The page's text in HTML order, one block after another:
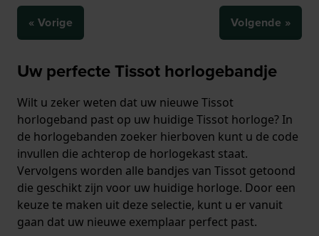
« Vorige Volgende »
Uw perfecte Tissot horlogebandje
Wilt u zeker weten dat uw nieuwe Tissot
horlogeband past op uw huidige Tissot horloge? In
de horlogebanden zoeker hierboven kunt u de code
invullen die achterop de horlogekast staat.
Vervolgens worden alle bandjes van Tissot getoond
die geschikt zijn voor uw huidige horloge. Door een
keuze te maken uit deze selectie, kunt u er vanuit
gaan dat uw nieuwe exemplaar perfect past.